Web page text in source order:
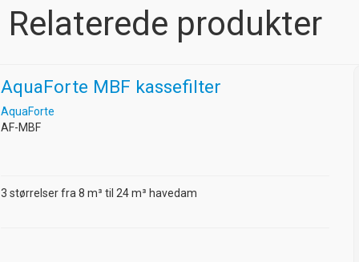
Relaterede produkter
AquaForte MBF kassefilter
AquaForte
AF-MBF
3 størrelser fra 8 m³ til 24 m³ havedam